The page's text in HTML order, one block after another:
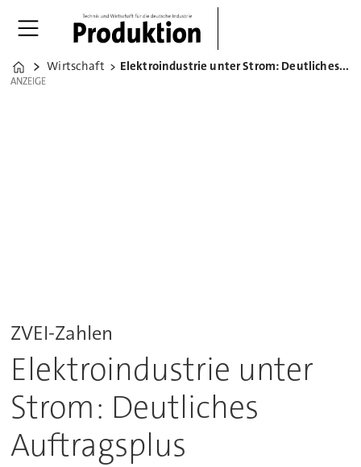
Home
Wirtschaft Elektroindustrie unter Strom: Deutliches Auftragsplus
ANZEIGE
ANZEIGE
ZVEI-Zahlen
Elektroindustrie unter
Strom: Deutliches
Auftragsplus